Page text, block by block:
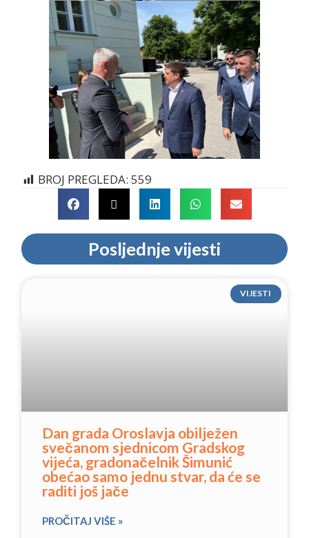
BROJ PREGLEDA: 559
Posljednje vijesti
VIJESTI
Dan grada Oroslavja obilježen
svečanom sjednicom Gradskog
vijeća, gradonačelnik Šimunić
obećao samo jednu stvar, da će se
raditi još jače
PROČITAJ VIŠE »